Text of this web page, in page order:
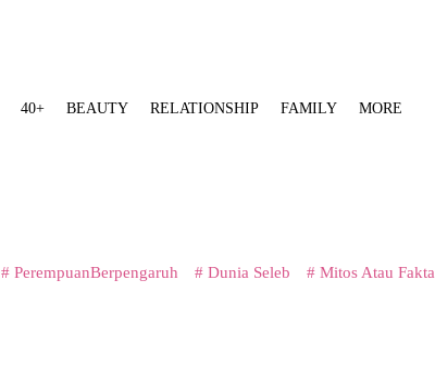
40+ BEAUTY RELATIONSHIP FAMILY MORE
# PerempuanBerpengaruh # Dunia Seleb # Mitos Atau Fakta